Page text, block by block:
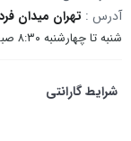
آدرس : تهران میدان
شنبه تا چهارشنبه ۸:۳۰ صبح تا ۵ عصر - پنجشنبه ۸:۳۰ تا ۱ ظهر
شرایط گارانتی